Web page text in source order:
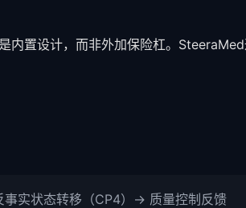
置设计，而非外加保险杠。
实状态转移（CP4）→ 质量控制反馈